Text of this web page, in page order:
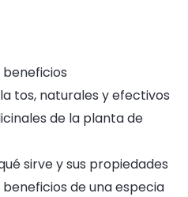
tos, naturales y efectivos
de la planta de
sirve y sus propiedades
de una especia